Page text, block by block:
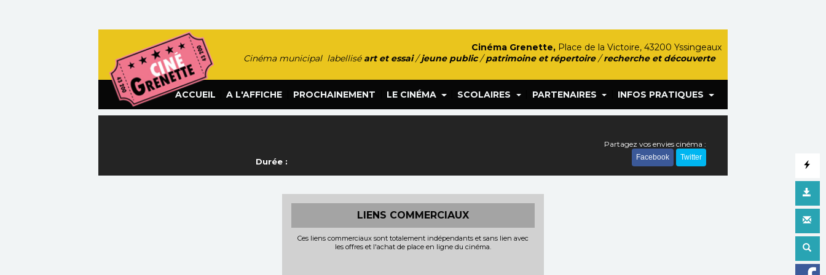
ACCUEIL A L'AFFICHE PROCHAINEMENT LE CINÉMA SCOLAIRES PARTENAIRES INFOS PRATIQUES
Cinéma Grenette, Place de la Victoire, 43200 Yssingeaux
Cinéma municipal labellisé art et essai/jeune public/patrimoine et répertoire/recherche et découverte
Durée :
Partagez vos envies cinéma :
Facebook Twitter
LIENS COMMERCIAUX
Ces liens commerciaux sont totalement indépendants et sans lien avec
les offres et l'achat de place en ligne du cinéma.